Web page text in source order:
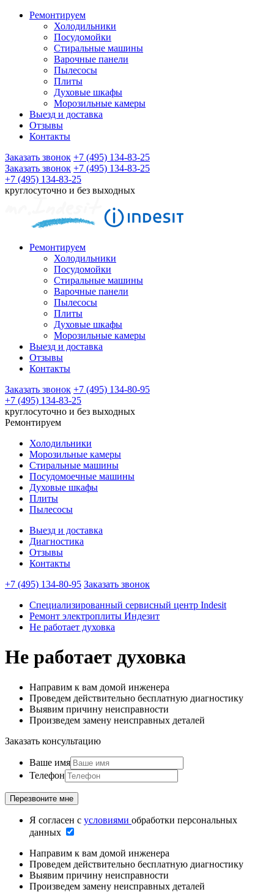
Ремонтируем
Холодильники
Посудомойки
Стиральные машины
Варочные панели
Пылесосы
Плиты
Духовые шкафы
Морозильные камеры
Выезд и доставка
Отзывы
Контакты
Заказать звонок +7 (495) 134-83-25
Заказать звонок +7 (495) 134-83-25
+7 (495) 134-83-25
круглосуточно и без выходных
Ремонтируем
Холодильники
Посудомойки
Стиральные машины
Варочные панели
Пылесосы
Плиты
Духовые шкафы
Морозильные камеры
Выезд и доставка
Отзывы
Контакты
Заказать звонок +7 (495) 134-80-95
+7 (495) 134-83-25
круглосуточно и без выходных
Ремонтируем
Холодильники
Морозильные камеры
Стиральные машины
Посудомоечные машины
Духовые шкафы
Плиты
Пылесосы
Выезд и доставка
Диагностика
Отзывы
Контакты
+7 (495) 134-80-95 Заказать звонок
Специализированный сервисный центр Indesit
Ремонт электроплиты Индезит
Не работает духовка
Не работает духовка
Направим к вам домой инженера
Проведем действительно бесплатную диагностику
Выявим причину неисправности
Произведем замену неисправных деталей
Заказать консультацию
Ваше имя
Телефон
Я согласен с условиями обработки персональных
данных
Направим к вам домой инженера
Проведем действительно бесплатную диагностику
Выявим причину неисправности
Произведем замену неисправных деталей